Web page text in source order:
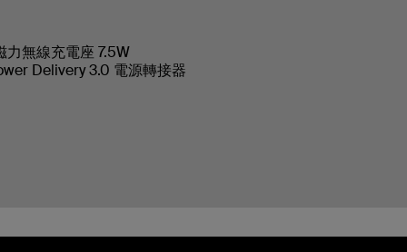
無線充電座 7.5W
Delivery 3.0 電源轉接器